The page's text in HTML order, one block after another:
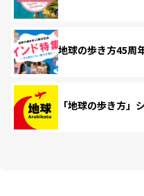
地球の歩き方45周
「地球の歩き方」